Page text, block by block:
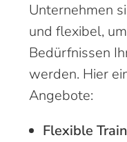
Unternehmen
und flexibel,
Bedürfnissen
werden. Hier
Angebote:
Flexible